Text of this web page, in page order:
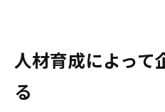
人材育成によって
る